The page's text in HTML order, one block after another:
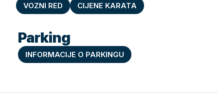
VOZNI RED CIJENE KARATA
Parking
INFORMACIJE O PARKINGU